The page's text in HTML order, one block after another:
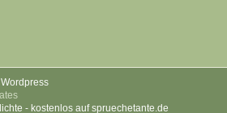
Wordpress
- kostenlos auf spruechetante.de